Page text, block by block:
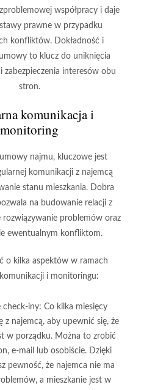
współpracy i daje
prawne w przypadku
konfliktów. Dokładność i
to klucz do uniknięcia
zabezpieczenia interesów obu
stron.
komunikacja i
monitoring
najmu, kluczowe jest
komunikacji z najemcą
stanu mieszkania. Dobra
na budowanie relacji z
rozwiązywanie problemów oraz
ewentualnym konfliktom.
o kilka aspektów w ramach
i monitoringu:
check-iny: Co kilka miesięcy
z najemcą, aby upewnić się, że
w porządku. Można to zrobić
e-mail lub osobiście. Dzięki
pewność, że najemca nie ma
a mieszkanie jest w